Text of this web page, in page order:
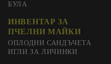
БУЛА
ИНВЕНТАР ЗА
ПЧЕЛНИ МАЙКИ
ОПЛОДНИ САНДЪЧЕТА
ИГЛИ ЗА ЛИЧИНКИ